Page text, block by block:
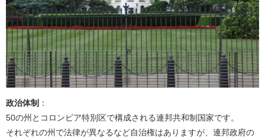
政治体制
：
50の州とコロンビア特別区で構成される連邦共和制国家です。
それぞれの州で法律が異なるなど自治権はありますが、連邦政府の